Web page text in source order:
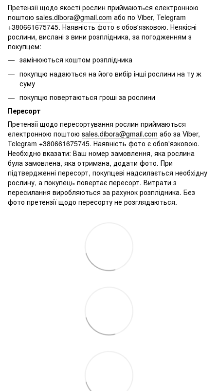
Претензії щодо якості рослин приймаються електронною
поштою sales.dibora@gmail.com або по Viber, Telegram
+380661675745. Наявність фото є обов'язковою. Неякісні
рослини, вислані з вини розплідника, за погодженням з
покупцем:
замінюються коштом розплідника
покупцю надаються на його вибір інші рослини на ту ж
суму
покупцю повертаються гроші за рослини
Пересорт
Претензії щодо пересортування рослин приймаються
електронною поштою sales.dibora@gmail.com або за Viber,
Telegram +380661675745. Наявність фото є обов'язковою.
Необхідно вказати: Ваш номер замовлення, яка рослина
була замовлена, яка отримана, додати фото. При
підтвердженні пересорт, покупцеві надсилається необхідну
рослину, а покупець повертає пересорт. Витрати з
пересилання виробляються за рахунок розплідника. Без
фото претензії щодо пересорту не розглядаються.